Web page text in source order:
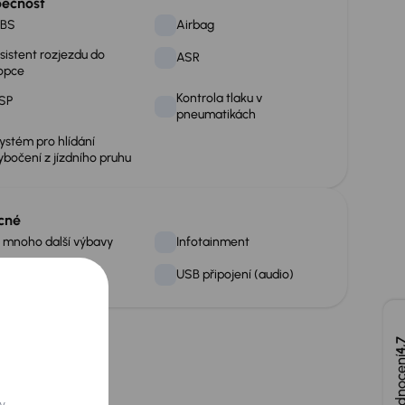
Airbag
rozjezdu do
ASR
Kontrola tlaku v
pneumatikách
pro hlídání
z jízdního pruhu
mnoho další výbavy Infotainment
USB připojení (audio)